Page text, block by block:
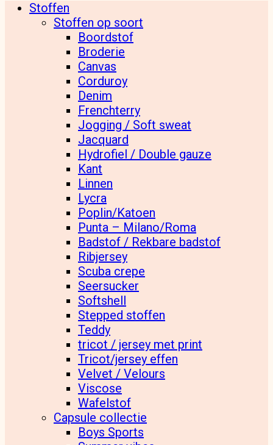
Stoffen
Stoffen op soort
Boordstof
Broderie
Canvas
Corduroy
Denim
Frenchterry
Jogging / Soft sweat
Jacquard
Hydrofiel / Double gauze
Kant
Linnen
Lycra
Poplin/Katoen
Punta – Milano/Roma
Badstof / Rekbare badstof
Ribjersey
Scuba crepe
Seersucker
Softshell
Stepped stoffen
Teddy
tricot / jersey met print
Tricot/jersey effen
Velvet / Velours
Viscose
Wafelstof
Capsule collectie
Boys Sports